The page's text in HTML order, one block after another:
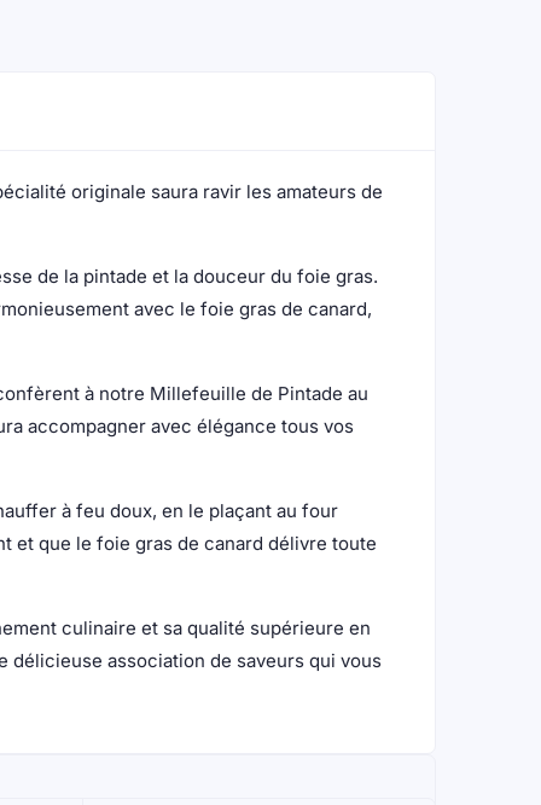
originale saura ravir les amateurs de
de la pintade et la douceur du foie gras.
avec le foie gras de canard,
à notre Millefeuille de Pintade au
accompagner avec élégance tous vos
à feu doux, en le plaçant au four
et que le foie gras de canard délivre toute
culinaire et sa qualité supérieure en
délicieuse association de saveurs qui vous